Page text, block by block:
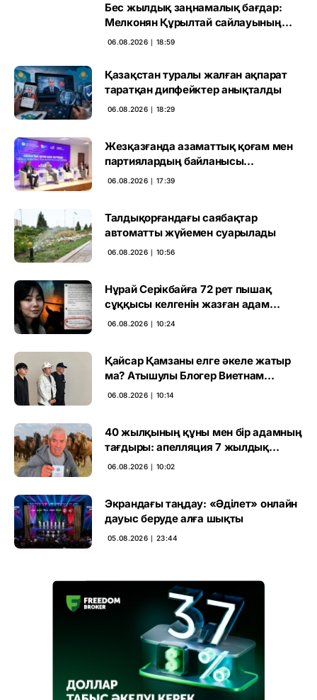
Бес жылдық заңнамалық бағдар:
Мелконян Құрылтай сайлауының
маңызын бағалады
06.08.2026 ∣ 18:59
Қазақстан туралы жалған ақпарат
таратқан дипфейктер анықталды
06.08.2026 ∣ 18:29
Жезқазғанда азаматтық қоғам мен
партиялардың байланысы
талқыланды
06.08.2026 ∣ 17:39
Талдықорғандағы саябақтар
автоматты жүйемен суарылады
06.08.2026 ∣ 10:56
Нұрай Серікбайға 72 рет пышақ
сұққысы келгенін жазған адам
ұсталды
06.08.2026 ∣ 10:24
Қайсар Қамзаны елге әкеле жатыр
ма? Атышулы Блогер Виетнам
әуежайында көзге түсті
06.08.2026 ∣ 10:14
40 жылқының құны мен бір адамның
тағдыры: апелляция 7 жылдық
үкімді бұзды
06.08.2026 ∣ 10:02
Экрандағы таңдау: «Әділет» онлайн
дауыс беруде алға шықты
05.08.2026 ∣ 23:44